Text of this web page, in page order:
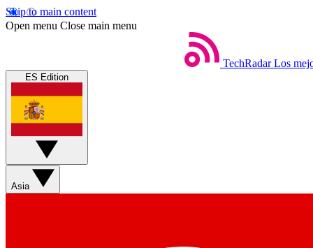
Skip to main content
Open menu Close main menu
TechRadar Los
ES Edition
Asia